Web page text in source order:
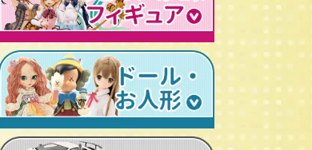
旧トランスフォーマー
ビンテージ セルロイド人形
仮面ライダーカード
マルサン/MARUSAN
ブルマァク/BULLMARK
新世紀エヴァンゲリオン
AKIRA/アキラ
ドラゴンクエスト
ファイナルファンタジー/FF
P.O.P
牙狼-GARO
機動戦士ガンダム
マジンガーＺ
ゲッターロボ
トランスフォーマー
マクロス
メタルヒーローシリーズ
スターウォーズ
プレデター/PREDATOR
エイリアン/ALIEN
ターミネーター
ロボコップ
バットマン
セーラームーン
魔法少女まどか☆マギカ